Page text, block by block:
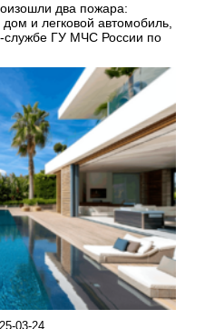
два пожара:
и легковой автомобиль,
службе ГУ МЧС России по
03-24